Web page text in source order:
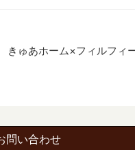
きゅあホーム×フィルフィ
問い合わせ